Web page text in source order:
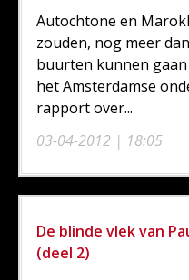
03-04-2012 | 18:05
Autochtone en
zouden, nog meer
buurten kunnen
het Amsterdamse
rapport over...
De blinde vlek van
(deel 2)